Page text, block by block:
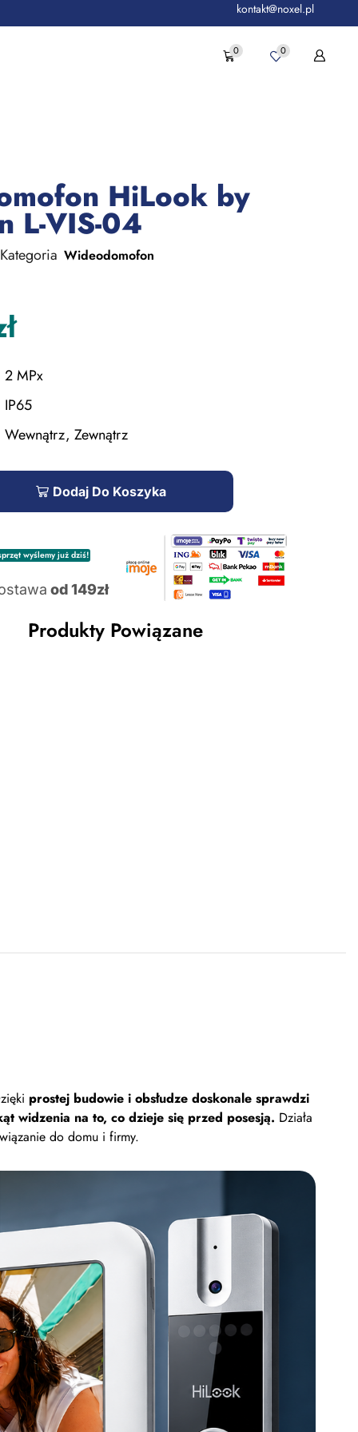
kontakt@noxel.pl
0 0
HiLook by
L-VIS-04
Kategoria Wideodomofon
2 MPx
IP65
Wewnątrz, Zewnątrz
Dodaj Do Koszyka
wyślemy już dziś!
od 149zł
Produkty Powiązane
prostej budowie i obsłudze doskonale sprawdzi
widzenia na to, co dzieje się przed posesją. Działa
do domu i firmy.